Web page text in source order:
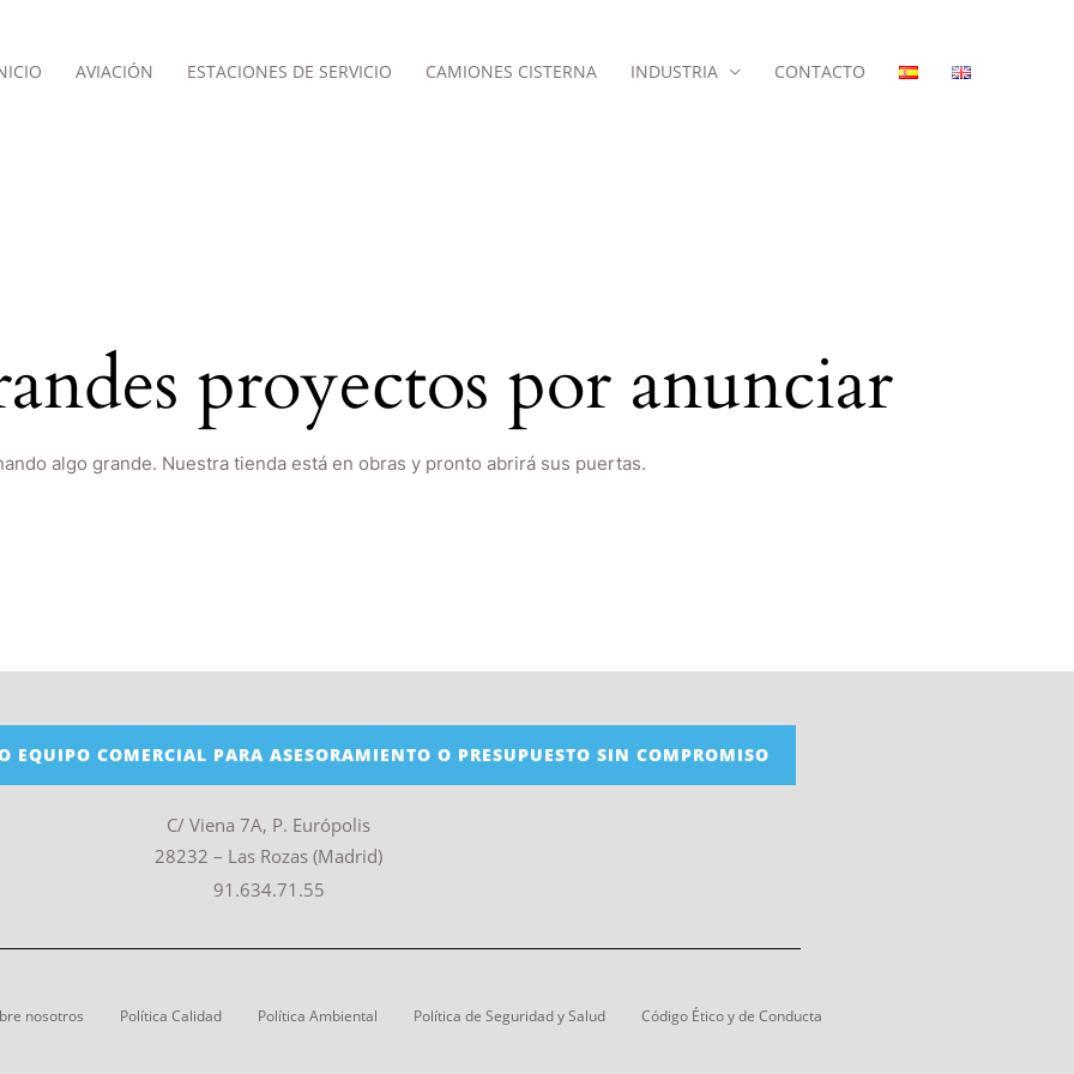
AVIACIÓN ESTACIONES DE SERVICIO CAMIONES CISTERNA INDUSTRIA CONTACTO
proyectos por anunciar
algo grande. Nuestra tienda está en obras y pronto abrirá sus puertas.
EQUIPO COMERCIAL PARA ASESORAMIENTO O PRESUPUESTO SIN COMPROMISO
C/ Viena 7A, P. Európolis
28232 – Las Rozas (Madrid)
91.634.71.55
nosotros Política Calidad Política Ambiental Política de Seguridad y Salud Código Ético y de Conducta